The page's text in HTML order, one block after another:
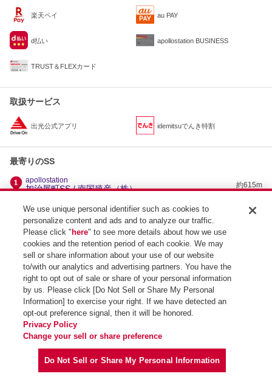
楽天ペイ au PAY
d払い apollostation BUSINESS
TRUST＆FLEXカード
取扱サービス
出光公式アプリ idemitsuでんき特割
最寄りのSS
apollostation
加治屋町SS / 南国殖産（株） 約615m
apolloONE（給油無し）
apolloONE鹿児島中央駅 / (有)光陽石油 約1.7km
apollostation
草牟田SS / 南国殖産（株）
apollostation
武岡SS / 南国殖産（株）
SS検索トップ
We use unique personal identifier such as cookies to
personalize content and ads and to analyze our traffic.
Please click " here" to see more details about how we use
cookies and the retention period of each cookie. We may
sell or share information about your use of our website
to/with our analytics and advertising partners. You have the
right to opt out of sale or share of your personal information
by us. Please click [Do Not Sell or Share My Personal
Information] to exercise your right. If we have detected an
opt-out preference signal, then it will be honored.
Privacy Policy
Change your sell or share preference
Do Not Sell or Share My Personal Information